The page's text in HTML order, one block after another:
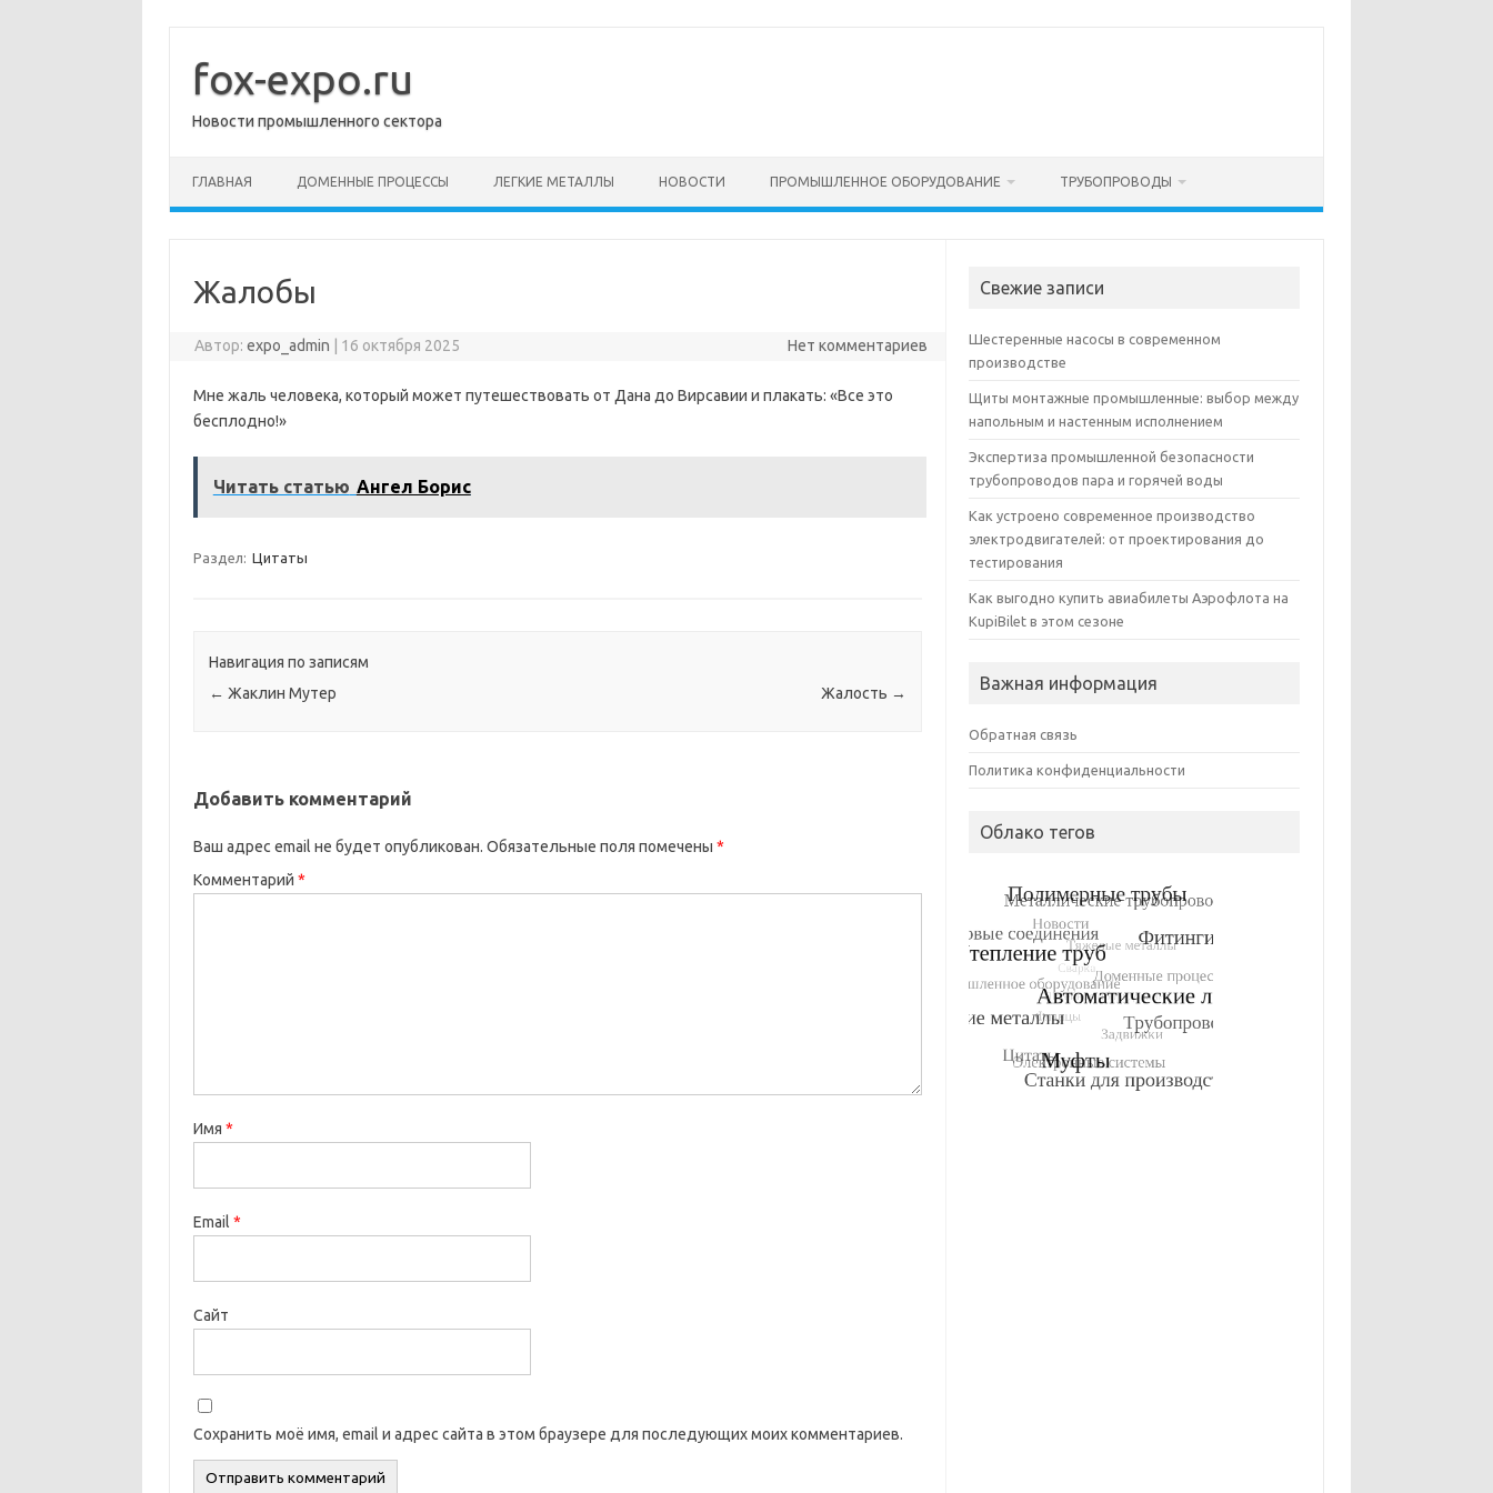
содержимому
fox-expo.ru
Новости промышленного сектора
ГЛАВНАЯ ДОМЕННЫЕ ПРОЦЕССЫ ЛЕГКИЕ МЕТАЛЛЫ НОВОСТИ ПРОМЫШЛЕННОЕ ОБОРУДОВАНИЕ ТРУБОПРОВОДЫ
Жалобы
Автор:expo_admin 16 октября 2025 Нет комментариев
Мне жаль человека, который может путешествовать от Дана до Вирсавии и плакать: «Все это
бесплодно!»
Читать статью Ангел Борис
Раздел: Цитаты
Навигация по записям
← Жаклин Мутер Жалость →
Добавить комментарий
Ваш адрес email не будет опубликован. Обязательные поля помечены *
Комментарий *
Имя *
Email *
Сайт
Сохранить моё имя, email и адрес сайта в этом браузере для последующих моих комментариев.
Свежие записи
Шестеренные насосы в современном
производстве
Щиты монтажные промышленные: выбор между
напольным и настенным исполнением
Экспертиза промышленной безопасности
трубопроводов пара и горячей воды
Как устроено современное производство
электродвигателей: от проектирования до
тестирования
Как выгодно купить авиабилеты Аэрофлота на
KupiBilet в этом сезоне
Важная информация
Обратная связь
Политика конфиденциальности
Облако тегов